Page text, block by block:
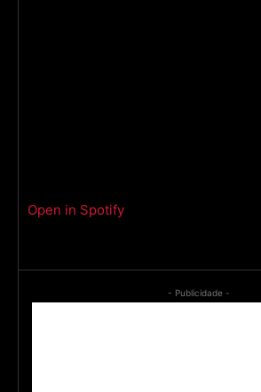
Open in Spotify
- Publicidade -